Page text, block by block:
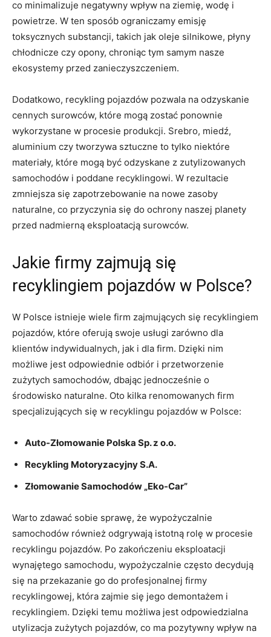
⁢co minimalizuje negatywny wpływ na ziemię, ‍wodę‌ i
powietrze. W ten sposób ograniczamy emisję
toksycznych substancji, takich jak oleje silnikowe, płyny
⁢chłodnicze⁢ czy ​opony, chroniąc tym samym nasze
ekosystemy przed zanieczyszczeniem.
Dodatkowo, recykling pojazdów pozwala‌ na odzyskanie
cennych surowców, które ‌mogą zostać ponownie
wykorzystane w procesie produkcji. Srebro, miedź,
aluminium czy tworzywa sztuczne to tylko niektóre
materiały, które mogą być‌ odzyskane z zutylizowanych
samochodów i poddane recyklingowi. W rezultacie
zmniejsza się zapotrzebowanie na nowe zasoby
naturalne, co przyczynia się do ochrony naszej planety​
przed nadmierną eksploatacją surowców.
Jakie firmy zajmują​ się
recyklingiem pojazdów ⁤w Polsce?
W Polsce istnieje ⁣wiele‌ firm zajmujących się recyklingiem
pojazdów, które oferują swoje⁤ usługi zarówno dla
klientów indywidualnych, jak i dla firm.‍ Dzięki nim
możliwe jest odpowiednie⁢ odbiór i przetworzenie
zużytych samochodów, dbając jednocześnie o
środowisko naturalne. ⁣Oto kilka renomowanych ​firm
⁣specjalizujących się w recyklingu ⁢pojazdów w Polsce:
Auto-Złomowanie Polska Sp. z o.o.
Recykling Motoryzacyjny S.A.
Złomowanie Samochodów „Eko-Car”
Warto zdawać sobie sprawę, że wypożyczalnie
samochodów ‍również ‌odgrywają istotną rolę w procesie
recyklingu pojazdów.⁣ Po‍ zakończeniu eksploatacji
wynajętego samochodu, wypożyczalnie często decydują
się na‍ przekazanie go do profesjonalnej firmy
recyklingowej,​ która zajmie się jego‍ demontażem i
recyklingiem. Dzięki temu możliwa jest odpowiedzialna
utylizacja zużytych pojazdów, co ma pozytywny wpływ na⁣